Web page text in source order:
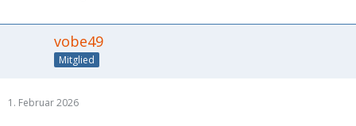
vobe49
Mitglied
1. Februar 2026